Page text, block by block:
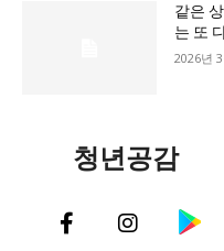
같은
는 또
2026년
청년공감